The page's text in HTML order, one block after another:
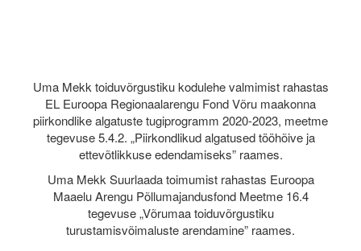
Uma Mekk toiduvõrgustiku kodulehe valmimist rahastas
EL Euroopa Regionaalarengu Fond Võru maakonna
piirkondlike algatuste tugiprogramm 2020-2023, meetme
tegevuse 5.4.2. „Piirkondlikud algatused tööhõive ja
ettevõtlikkuse edendamiseks” raames.
Uma Mekk Suurlaada toimumist rahastas Euroopa
Maaelu Arengu Põllumajandusfond Meetme 16.4
tegevuse „Võrumaa toiduvõrgustiku
turustamisvõimaluste arendamine” raames.